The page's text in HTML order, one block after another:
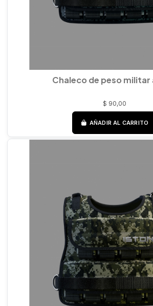
Chaleco de peso
$ 90,00
AÑADIR AL CARRITO